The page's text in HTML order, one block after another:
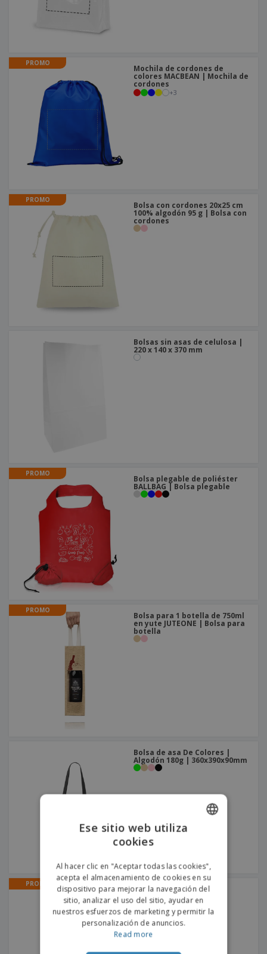
PROMO
Mochila de cordones de
colores MACBEAN | Mochila de
cordones
+3
PROMO
Bolsa con cordones 20x25 cm
100% algodón 95 g | Bolsa con
cordones
Bolsas sin asas de celulosa |
220 x 140 x 370 mm
PROMO
Bolsa plegable de poliéster
BALLBAG | Bolsa plegable
PROMO
Bolsa para 1 botella de 750ml
en yute JUTEONE | Bolsa para
botella
Bolsa de asa De Colores |
Algodón 180g | 360x390x90mm
PROMO
Sobres de Papel | Papel
SPANISH
Ese sitio web utiliza
cookies
Al hacer clic en "Aceptar todas las cookies",
acepta el almacenamiento de cookies en su
dispositivo para mejorar la navegación del
sitio, analizar el uso del sitio, ayudar en
nuestros esfuerzos de marketing y permitir la
personalización de anuncios.
Read more